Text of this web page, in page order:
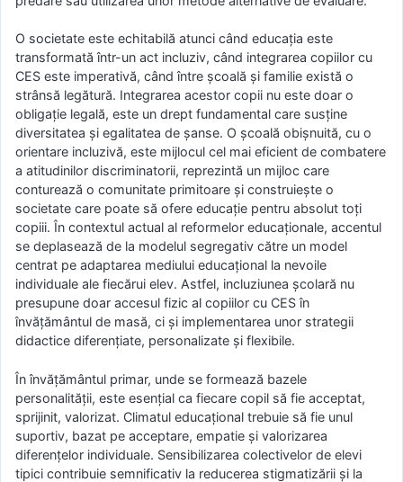
O societate este echitabilă atunci când educația este
transformată într-un act incluziv, când integrarea copiilor cu
CES este imperativă, când între școală și familie există o
strânsă legătură. Integrarea acestor copii nu este doar o
obligație legală, este un drept fundamental care susține
diversitatea și egalitatea de șanse. O școală obișnuită, cu o
orientare incluzivă, este mijlocul cel mai eficient de combatere
a atitudinilor discriminatorii, reprezintă un mijloc care
conturează o comunitate primitoare și construiește o
societate care poate să ofere educație pentru absolut toți
copiii. În contextul actual al reformelor educaționale, accentul
se deplasează de la modelul segregativ către un model
centrat pe adaptarea mediului educațional la nevoile
individuale ale fiecărui elev. Astfel, incluziunea școlară nu
presupune doar accesul fizic al copiilor cu CES în
învățământul de masă, ci și implementarea unor strategii
didactice diferențiate, personalizate și flexibile.
În învățământul primar, unde se formează bazele
personalității, este esențial ca fiecare copil să fie acceptat,
sprijinit, valorizat. Climatul educațional trebuie să fie unul
suportiv, bazat pe acceptare, empatie și valorizarea
diferențelor individuale. Sensibilizarea colectivelor de elevi
tipici contribuie semnificativ la reducerea stigmatizării și la